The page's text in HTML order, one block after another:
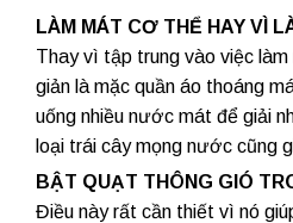
LÀM MÁT CƠ THỂ HAY VÌ
Thay vì tập trung vào việc
giản là mặc quần áo thoáng
uống nhiều nước mát để giải
loại trái cây mọng nước cũng
BẬT QUẠT THÔNG GIÓ
Điều này rất cần thiết vì nó